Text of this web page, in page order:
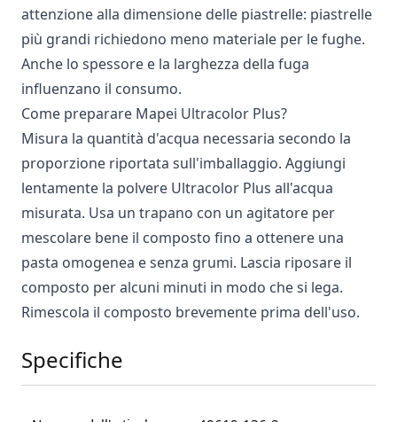
attenzione alla dimensione delle piastrelle: piastrelle
più grandi richiedono meno materiale per le fughe.
Anche lo spessore e la larghezza della fuga
influenzano il consumo.
Come preparare Mapei Ultracolor Plus?
Misura la quantità d'acqua necessaria secondo la
proporzione riportata sull'imballaggio. Aggiungi
lentamente la polvere Ultracolor Plus all'acqua
misurata. Usa un trapano con un agitatore per
mescolare bene il composto fino a ottenere una
pasta omogenea e senza grumi. Lascia riposare il
composto per alcuni minuti in modo che si lega.
Rimescola il composto brevemente prima dell'uso.
Specifiche